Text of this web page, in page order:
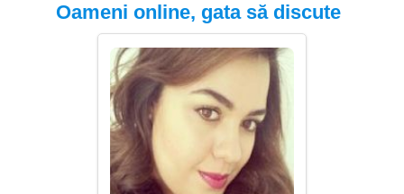
Oameni online, gata să discute